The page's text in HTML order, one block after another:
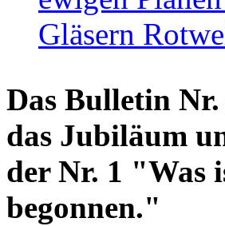
Gläsern
Das Bulletin
das Jubiläum
der Nr. 1 "Was
begonnen."